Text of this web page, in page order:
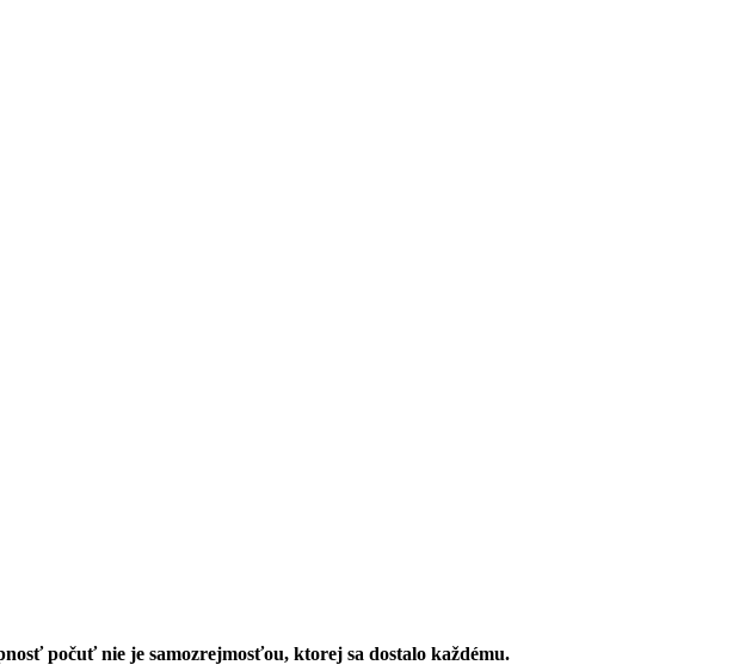
počuť nie je samozrejmosťou, ktorej sa dostalo každému.